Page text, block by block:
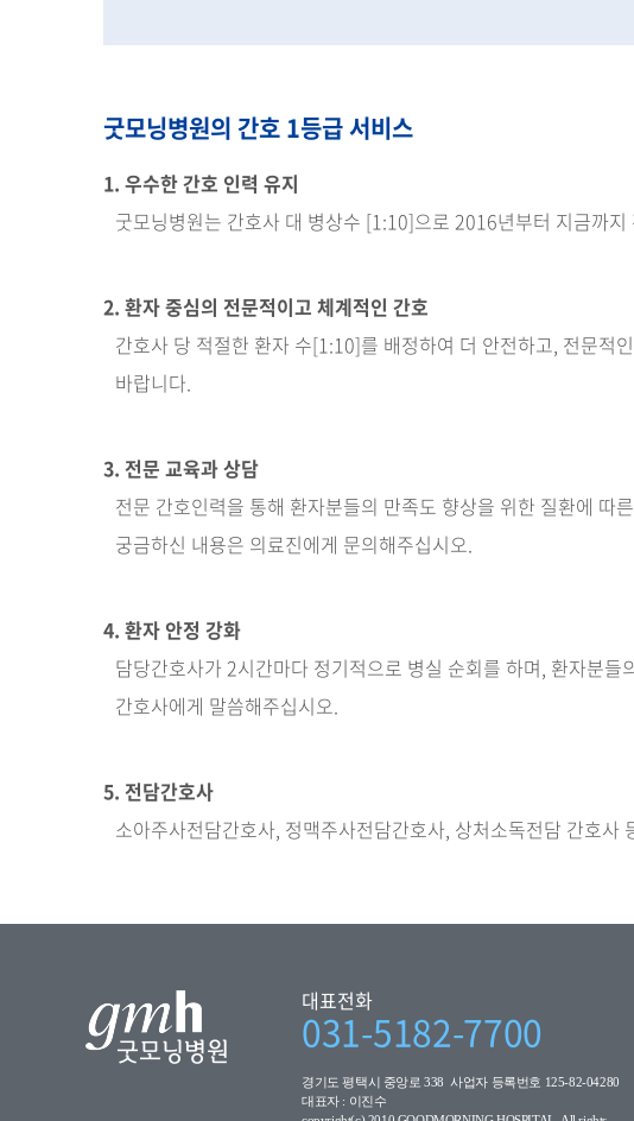
굿모닝병원의 간호 1등급 서비스
1. 우수한 간호 인력 유지
굿모닝병원는 간호사 대 병상수 [1:10]으로 2016년부터 지금까
2. 환자 중심의 전문적이고 체계적인 간호
간호사 당 적절한 환자 수[1:10]를 배정하여 더 안전하고, 전문적
바랍니다.
3. 전문 교육과 상담
전문 간호인력을 통해 환자분들의 만족도 향상을 위한 질환에 따
궁금하신 내용은 의료진에게 문의해주십시오.
4. 환자 안정 강화
담당간호사가 2시간마다 정기적으로 병실 순회를 하며, 환자분
간호사에게 말씀해주십시오.
5. 전담간호사
소아주사전담간호사, 정맥주사전담간호사, 상처소독전담 간호
대표전화
031-5182-7700
경기도 평택시 중앙로 338 사업자 등록번호 125-82-04280
대표자 : 이진수